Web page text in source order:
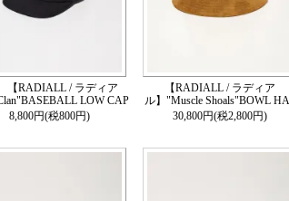
【RADIALL / ラディア
LOW CAP
8,800円(税800円)
【RADIALL / ラディア
ル】"Muscle Shoals"BOWL
30,800円(税2,800円)